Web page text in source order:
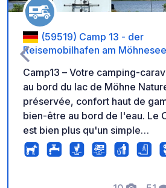
(59519) Camp 13 - der
Reisemobilhafen am Möhnesee
Camp13 – Votre camping-
au bord du lac de Möhne Nature
préservée, confort haut de
bien-être au bord de l'eau. Le
est bien plus qu'un simple
emplacement. C'est un
de paix au bord du lac, avec